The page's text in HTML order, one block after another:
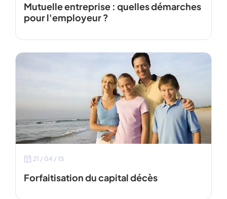
Mutuelle entreprise : quelles démarches
pour l'employeur ?
21 / 04 / 15
Forfaitisation du capital décès